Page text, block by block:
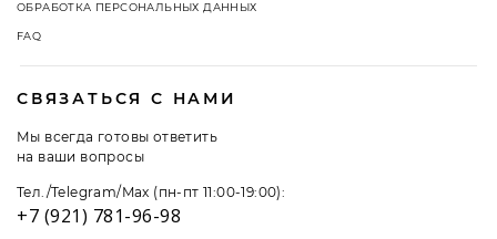
ОБРАБОТКА ПЕРСОНАЛЬНЫХ ДАННЫХ
FAQ
СВЯЗАТЬСЯ С НАМИ
Мы всегда готовы ответить
на ваши вопросы
Тел./Telegram/Max (пн-пт 11:00-19:00):
+7 (921) 781-96-98